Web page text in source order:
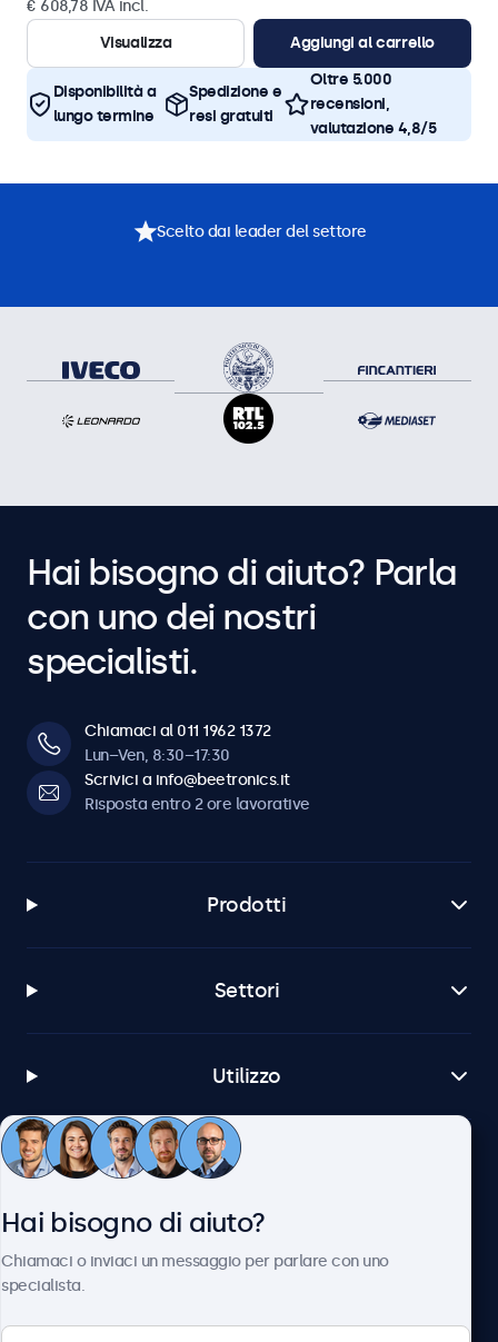
€ 608,78 IVA incl.
Visualizza
Aggiungi al carrello
Disponibilità a
lungo termine
Spedizione e
resi gratuiti
Oltre 5.000
recensioni,
valutazione 4,8/5
Scelto dai leader del settore
Hai bisogno di aiuto? Parla
con uno dei nostri
specialisti.
Chiamaci al 011 1962 1372
Lun–Ven, 8:30–17:30
Scrivici a info@beetronics.it
Risposta entro 2 ore lavorative
Prodotti
Settori
Utilizzo
Servizio Clienti
Hai bisogno di aiuto?
Chiamaci o inviaci un messaggio per parlare con uno
specialista.